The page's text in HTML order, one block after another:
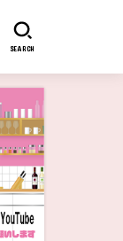
SEARCH